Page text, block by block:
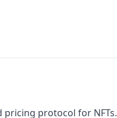
protocol for NFTs.